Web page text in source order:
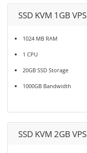
SSD KVM 1GB VPS
1024 MB RAM
1 CPU
20GB SSD Storage
1000GB Bandwidth
SSD KVM 2GB VPS